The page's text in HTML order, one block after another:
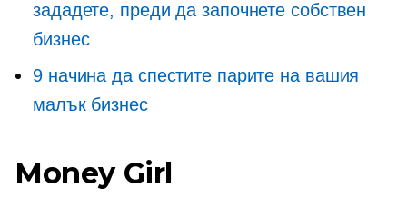
зададете, преди да започнете собствен
бизнес
9 начина да спестите парите на вашия
малък бизнес
Money Girl